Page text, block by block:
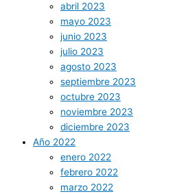
abril 2023
mayo 2023
junio 2023
julio 2023
agosto 2023
septiembre 2023
octubre 2023
noviembre 2023
diciembre 2023
Año 2022
enero 2022
febrero 2022
marzo 2022